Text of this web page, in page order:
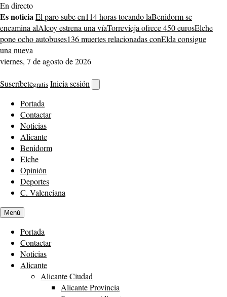
Saltar
al
contenido
En directo
Es noticiaEl paro sube en114 horas tocando laBenidorm se
encamina alAlcoy estrena una víaTorrevieja ofrece 450 eurosElche
pone ocho autobuses136 muertes relacionadas conElda consigue
una nueva
viernes, 7 de agosto de 2026
Suscríbetegratis Inicia sesión
buscador
Portada
Contactar
Noticias
Alicante
Benidorm
Elche
Opinión
Deportes
C. Valenciana
Menú
Portada
Contactar
Noticias
Alicante
Alicante Ciudad
Alicante Provincia